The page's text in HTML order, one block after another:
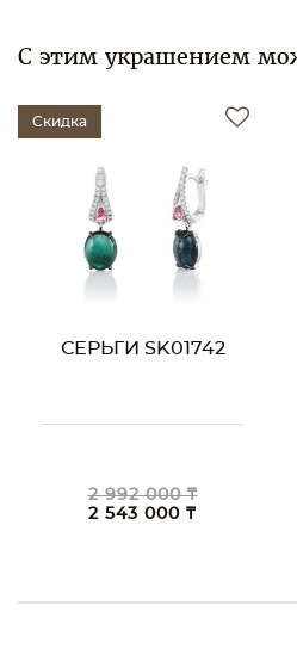
С этим украшением
Скидка
СЕРЬГИ SK01742
2 992 000 ₸
2 543 000 ₸